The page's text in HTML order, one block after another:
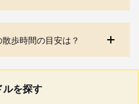
歩時間の目安は？
を探す